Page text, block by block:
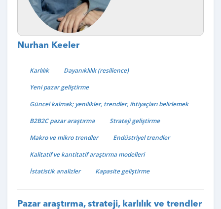
Nurhan Keeler
Karlılık
Dayanıklılık (resilience)
Yeni pazar geliştirme
Güncel kalmak; yenilikler, trendler, ihtiyaçları belirlemek
B2B2C pazar araştırma
Strateji geliştirme
Makro ve mikro trendler
Endüstriyel trendler
Kalitatif ve kantitatif araştırma modelleri
İstatistik analizler
Kapasite geliştirme
Pazar araştırma, strateji, karlılık ve trendler